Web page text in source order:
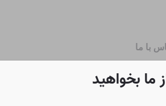
با ما
ما بخواهید